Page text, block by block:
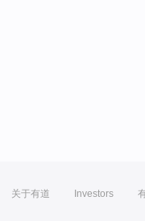
关于有道 Investors